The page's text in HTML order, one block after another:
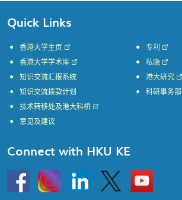
Quick Links
香港大学主页
香港大学学术库
知识交流汇报系统
知识交流拨款计划
专利
私隐
港大研究
科研事务部
技术转移处及港大科桥
意见及建议
Connect with HKU KE
HKU
InstagramLinkedin Twitter
Go
to
HKU